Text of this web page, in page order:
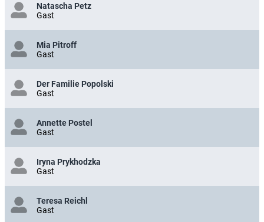
Natascha Petz
Gast
Mia Pitroff
Gast
Der Familie Popolski
Gast
Annette Postel
Gast
Iryna Prykhodzka
Gast
Teresa Reichl
Gast